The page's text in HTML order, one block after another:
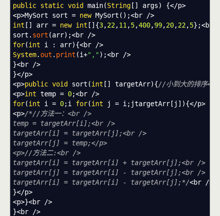
public static void main(String [ ] args) {</p>
<p>MySort sort = newMySort ( ) ;<br
/>
int [ ] arr = new int [ ] {3,22 ,11 ,5,400,99,20,22 ,5} ;<br
sort. sort (arr) ;<br
/>
for(int i : arr){<br
/>
System. out . print (i+",") ;<br
/>
}<br
/>
}</p>
<p>public void sort (int [ ] targetArr){//小到大的排序</
<p>int temp = 0;<br
/>
for(int i = 0;i for(int j = i ; jtargetArr [ j ] ){</p>
<p>/*//方法一：<br />
temp = targetArr[i];<br />
targetArr[i] = targetArr[j];<br />
targetArr[j] = temp;</p>
<p>//方法二:<br />
targetArr[i] = targetArr[i] + targetArr[j];<br />
targetArr[j] = targetArr[i] - targetArr[j];<br />
targetArr[i] = targetArr[i] - targetArr[j];*/<br
/>
}</p>
<p>}<br
/>
}<br
/>